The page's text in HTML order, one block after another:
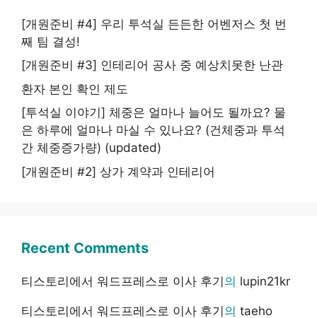
[개원준비 #4] 우리 투석실 든든한 어벤저스 첫 번
째 팀 결성!
[개원준비 #3] 인테리어 공사 중 예상치못한 난관
환자 본인 확인 제도
[투석실 이야기] 체중은 얼마나 늘어도 될까요? 물
은 하루에 얼마나 마실 수 있나요? (건체중과 투석
간 체중증가량) (updated)
[개원준비 #2] 상가 계약과 인테리어
Recent Comments
티스토리에서 워드프레스로 이사 후기의 lupin21kr
티스토리에서 워드프레스로 이사 후기의 taeho